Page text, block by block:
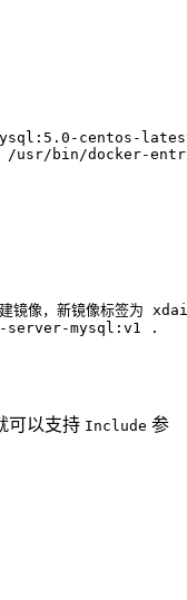
5.0 -centos-
usr/bin/docker-
镜像，新镜像标签为
mysql:v1 .
可以支持 Include 参